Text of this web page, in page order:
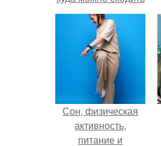
с маленьким
ребенком
Сон, физическая
активность,
питание и